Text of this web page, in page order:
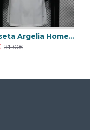
Camiseta Argelia Home 2026 Versión Jugador
31.00€